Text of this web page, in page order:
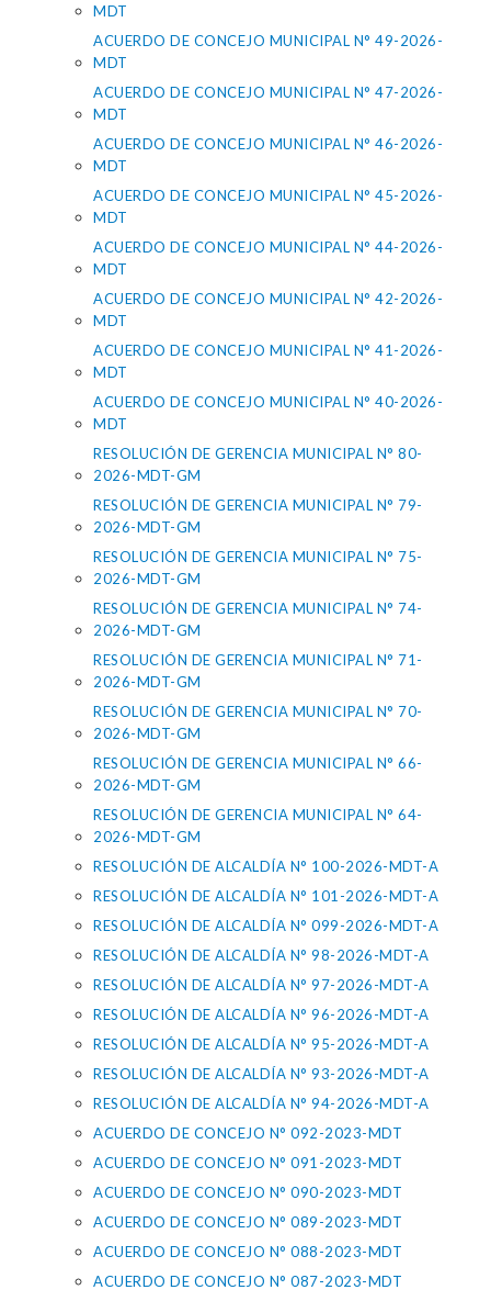
MDT
ACUERDO DE CONCEJO MUNICIPAL N° 49-2026-
MDT
ACUERDO DE CONCEJO MUNICIPAL N° 47-2026-
MDT
ACUERDO DE CONCEJO MUNICIPAL N° 46-2026-
MDT
ACUERDO DE CONCEJO MUNICIPAL N° 45-2026-
MDT
ACUERDO DE CONCEJO MUNICIPAL N° 44-2026-
MDT
ACUERDO DE CONCEJO MUNICIPAL N° 42-2026-
MDT
ACUERDO DE CONCEJO MUNICIPAL N° 41-2026-
MDT
ACUERDO DE CONCEJO MUNICIPAL N° 40-2026-
MDT
RESOLUCIÓN DE GERENCIA MUNICIPAL N° 80-
2026-MDT-GM
RESOLUCIÓN DE GERENCIA MUNICIPAL N° 79-
2026-MDT-GM
RESOLUCIÓN DE GERENCIA MUNICIPAL N° 75-
2026-MDT-GM
RESOLUCIÓN DE GERENCIA MUNICIPAL N° 74-
2026-MDT-GM
RESOLUCIÓN DE GERENCIA MUNICIPAL N° 71-
2026-MDT-GM
RESOLUCIÓN DE GERENCIA MUNICIPAL N° 70-
2026-MDT-GM
RESOLUCIÓN DE GERENCIA MUNICIPAL N° 66-
2026-MDT-GM
RESOLUCIÓN DE GERENCIA MUNICIPAL N° 64-
2026-MDT-GM
RESOLUCIÓN DE ALCALDÍA N° 100-2026-MDT-A
RESOLUCIÓN DE ALCALDÍA N° 101-2026-MDT-A
RESOLUCIÓN DE ALCALDÍA N° 099-2026-MDT-A
RESOLUCIÓN DE ALCALDÍA N° 98-2026-MDT-A
RESOLUCIÓN DE ALCALDÍA N° 97-2026-MDT-A
RESOLUCIÓN DE ALCALDÍA N° 96-2026-MDT-A
RESOLUCIÓN DE ALCALDÍA N° 95-2026-MDT-A
RESOLUCIÓN DE ALCALDÍA N° 93-2026-MDT-A
RESOLUCIÓN DE ALCALDÍA N° 94-2026-MDT-A
ACUERDO DE CONCEJO N° 092-2023-MDT
ACUERDO DE CONCEJO N° 091-2023-MDT
ACUERDO DE CONCEJO N° 090-2023-MDT
ACUERDO DE CONCEJO N° 089-2023-MDT
ACUERDO DE CONCEJO N° 088-2023-MDT
ACUERDO DE CONCEJO N° 087-2023-MDT